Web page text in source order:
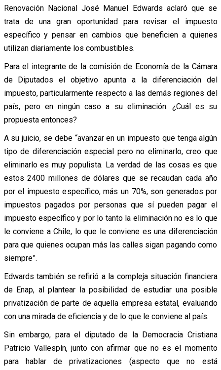
Renovación Nacional José Manuel Edwards aclaró que se
trata de una gran oportunidad para revisar el impuesto
específico y pensar en cambios que beneficien a quienes
utilizan diariamente los combustibles.
Para el integrante de la comisión de Economía de la Cámara
de Diputados el objetivo apunta a la diferenciación del
impuesto, particularmente respecto a las demás regiones del
país, pero en ningún caso a su eliminación. ¿Cuál es su
propuesta entonces?
A su juicio, se debe “avanzar en un impuesto que tenga algún
tipo de diferenciación especial pero no eliminarlo, creo que
eliminarlo es muy populista. La verdad de las cosas es que
estos 2400 millones de dólares que se recaudan cada año
por el impuesto específico, más un 70%, son generados por
impuestos pagados por personas que sí pueden pagar el
impuesto específico y por lo tanto la eliminación no es lo que
le conviene a Chile, lo que le conviene es una diferenciación
para que quienes ocupan más las calles sigan pagando como
siempre”.
Edwards también se refirió a la compleja situación financiera
de Enap, al plantear la posibilidad de estudiar una posible
privatización de parte de aquella empresa estatal, evaluando
con una mirada de eficiencia y de lo que le conviene al país.
Sin embargo, para el diputado de la Democracia Cristiana
Patricio Vallespín, junto con afirmar que no es el momento
para hablar de privatizaciones (aspecto que no está